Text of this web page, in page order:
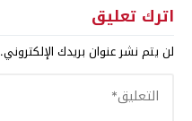
اترك تعليق
لن يتم نشر عنوان بريدك الإلكتروني.